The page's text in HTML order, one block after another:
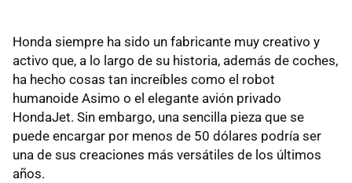
Honda siempre ha sido un fabricante muy creativo y
activo que, a lo largo de su historia, además de coches,
ha hecho cosas tan increíbles como el robot
humanoide Asimo o el elegante avión privado
HondaJet. Sin embargo, una sencilla pieza que se
puede encargar por menos de 50 dólares podría ser
una de sus creaciones más versátiles de los últimos
años.